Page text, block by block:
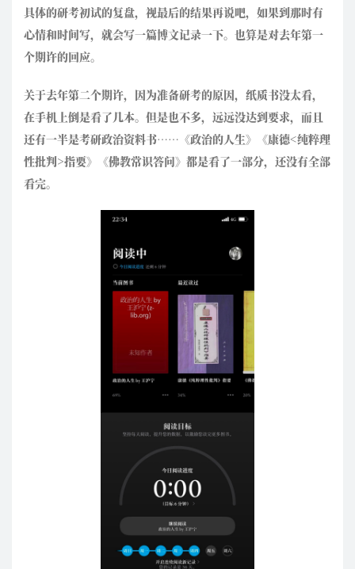
具体的研考初试的复盘，视最后的结果再说吧，如果到那时有
心情和时间写，就会写一篇博文记录一下。也算是对去年第一
个期许的回应。
关于去年第二个期许，因为准备研考的原因，纸质书没太看，
在手机上倒是看了几本。但是也不多，远远没达到要求，而且
还有一半是考研政治资料书……《政治的人生》《康德<纯粹理
性批判>指要》《佛教常识答问》都是看了一部分，还没有全部
看完。